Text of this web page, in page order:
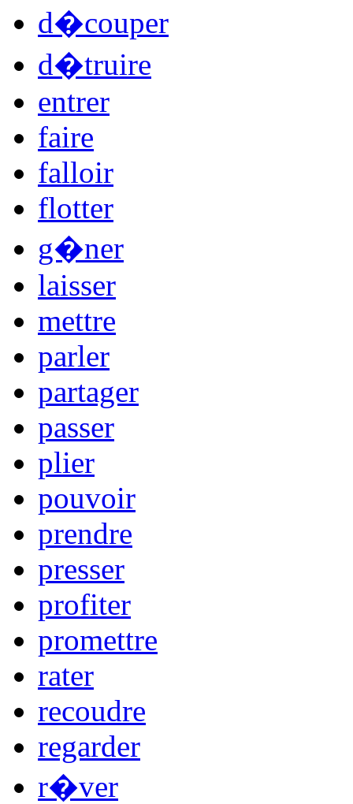
d�couper
d�truire
entrer
faire
falloir
flotter
g�ner
laisser
mettre
parler
partager
passer
plier
pouvoir
prendre
presser
profiter
promettre
rater
recoudre
regarder
r�ver